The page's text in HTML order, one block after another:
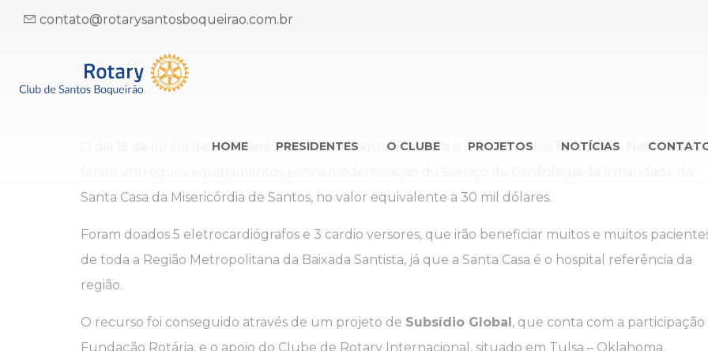
contato@rotarysantosboqueirao.com.br
HOME PRESIDENTES O CLUBE PROJETOS NOTÍCIAS
O dia 15 de junho de 2015, será uma data inesquecível para o Rotary Santos Boqueirão. Nesta data,
Santa Casa da Misericórdia de Santos, no valor equivalente a 30 mil dólares.
Foram doados 5 eletrocardiógrafos e 3 cardio versores, que irão beneficiar muitos e muitos
de toda a Região Metropolitana da Baixada Santista, já que a Santa Casa é o hospital referência da
região.
O recurso foi conseguido através de um projeto de Subsídio Global, que conta com a participação
Fundação Rotária, e o apoio do Clube de Rotary Internacional, situado em Tulsa – Oklahoma.